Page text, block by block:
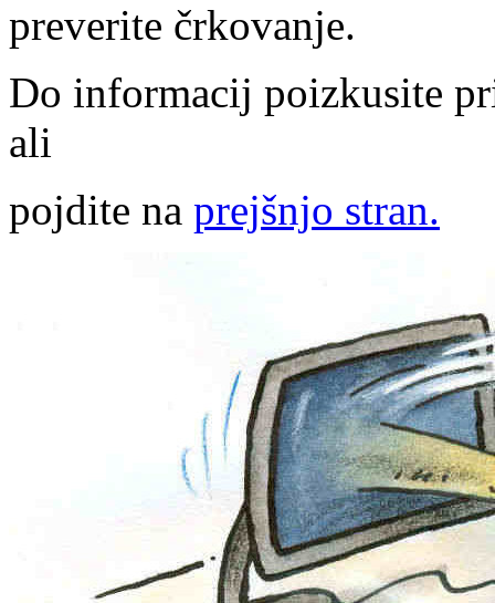
preverite črkovanje.
Do informacij poizkusite
ali
pojdite na prejšnjo stran.